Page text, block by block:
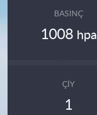
BASINÇ
1008 hpa
ÇIY
1